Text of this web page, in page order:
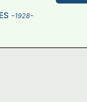
-1928-